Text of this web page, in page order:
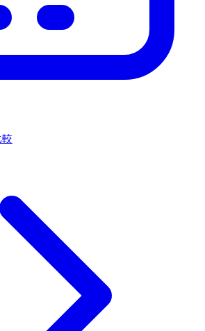
較